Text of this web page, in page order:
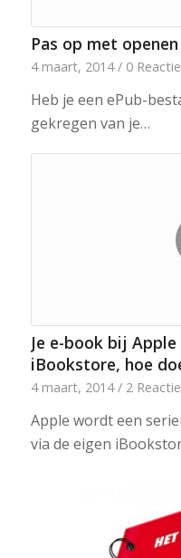
Pas op met
4 maart, 2014 / 0
Heb je een ePub-
gekregen van je…
Je e-book bij
iBookstore, hoe
4 maart, 2014 / 2
Apple wordt een
via de eigen